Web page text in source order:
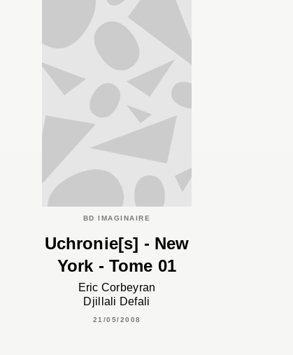
BD IMAGINAIRE
Uchronie[s] - New
York - Tome 01
Eric Corbeyran
Djillali Defali
21/05/2008